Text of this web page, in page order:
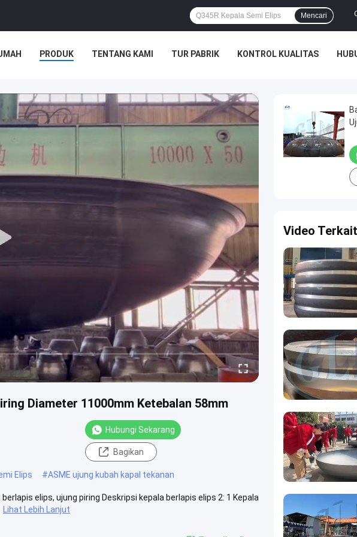
Mencari
PRODUK TENTANG KAMI TUR PABRIK KONTROL KUALITAS
Diameter 11000mm Ketebalan 58mm
Hubungi Sekarang
Bagikan
Elips #ASME ujung kubah kapal tekanan
elips, ujung piring Deskripsi kepala berlapis elips 2: 1 Kepala
Lihat Lebih Lanjut
Video Terkait